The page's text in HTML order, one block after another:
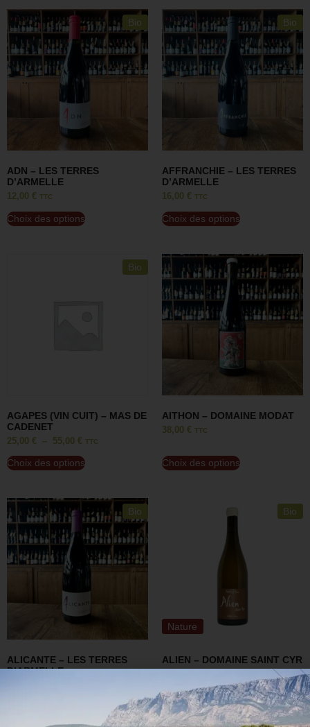
Bio
ADN – LES TERRES
D’ARMELLE
12,00 € TTC
Choix des options
Bio
AFFRANCHIE – LES TERRES
D’ARMELLE
16,00 € TTC
Choix des options
Bio
AGAPES (VIN CUIT) – MAS DE
CADENET
25,00 € – 55,00 € TTC
Choix des options
AITHON – DOMAINE MODAT
38,00 € TTC
Choix des options
Bio
ALICANTE – LES TERRES
D’ARMELLE
Nature
Bio
ALIEN – DOMAINE SAINT CYR
Choix des options